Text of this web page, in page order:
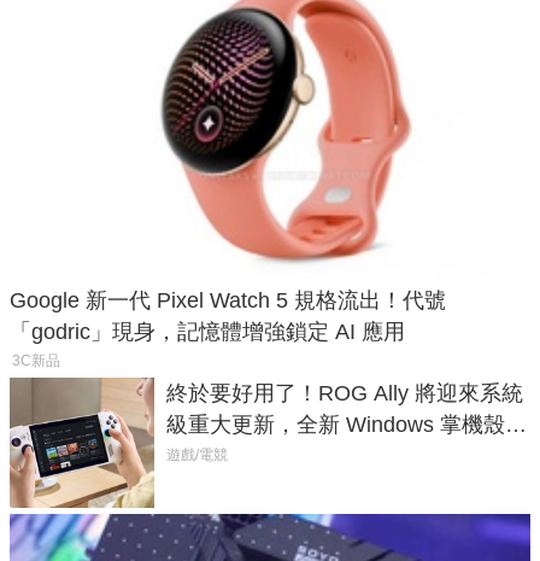
Google 新一代 Pixel Watch 5 規格流出！代號
「godric」現身，記憶體增強鎖定 AI 應用
3C新品
終於要好用了！ROG Ally 將迎來系統
級重大更新，全新 Windows 掌機殼模
式讓操作就像 Xbox 一樣順暢
遊戲/電競